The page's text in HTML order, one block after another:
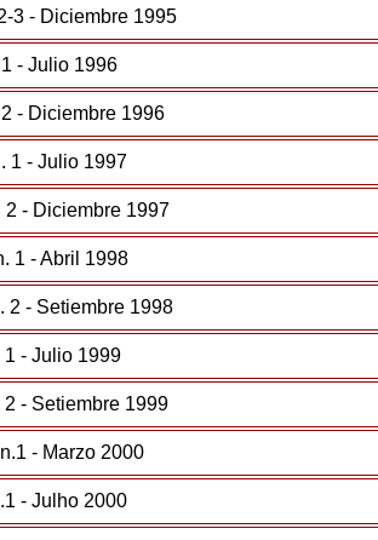
3 - Diciembre 1995
- Julio 1996
- Diciembre 1996
1 - Julio 1997
2 - Diciembre 1997
1 - Abril 1998
2 - Setiembre 1998
1 - Julio 1999
2 - Setiembre 1999
- Marzo 2000
- Julho 2000